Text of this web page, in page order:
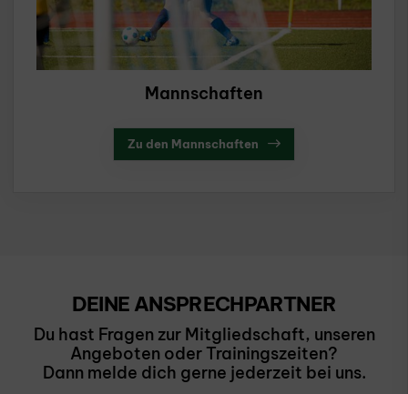
Mannschaften
Zu den Mannschaften
DEINE ANSPRECHPARTNER
Du hast Fragen zur Mitgliedschaft, unseren
Angeboten oder Trainingszeiten?
Dann melde dich gerne jederzeit bei uns.